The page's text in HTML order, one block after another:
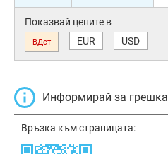
Показвай цените в
ВДст EUR USD
Информирай за грешка
Връзка към страницата: